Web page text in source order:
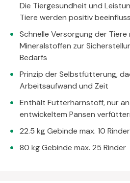
Die Tiergesundheit und
Tiere werden positiv
Schnelle Versorgung der Tiere
Mineralstoffen zur
Bedarfs
Prinzip der Selbstfütterung,
Arbeitsaufwand und Zeit
Enthält Futterharnstoff, nur
entwickeltem Pansen
22.5 kg Gebinde max. 10 Rinder
80 kg Gebinde max. 25 Rinder